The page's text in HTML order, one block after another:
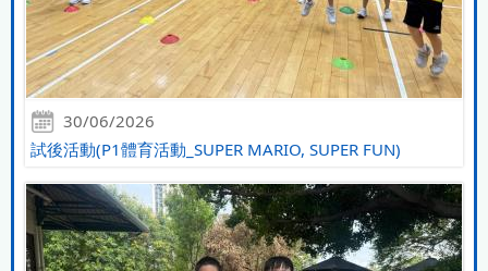
30/06/2026
試後活動(P1體育活動_SUPER MARIO, SUPER FUN)